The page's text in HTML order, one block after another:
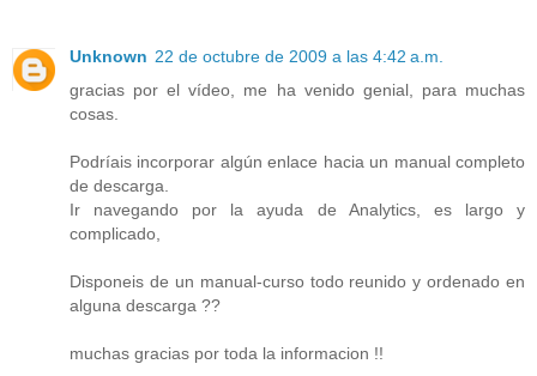
Unknown 22 de octubre de 2009 a las 4:42 a.m.
gracias por el vídeo, me ha venido genial, para muchas
cosas.
Podríais incorporar algún enlace hacia un manual completo
de descarga.
Ir navegando por la ayuda de Analytics, es largo y
complicado,
Disponeis de un manual-curso todo reunido y ordenado en
alguna descarga ??
muchas gracias por toda la informacion !!